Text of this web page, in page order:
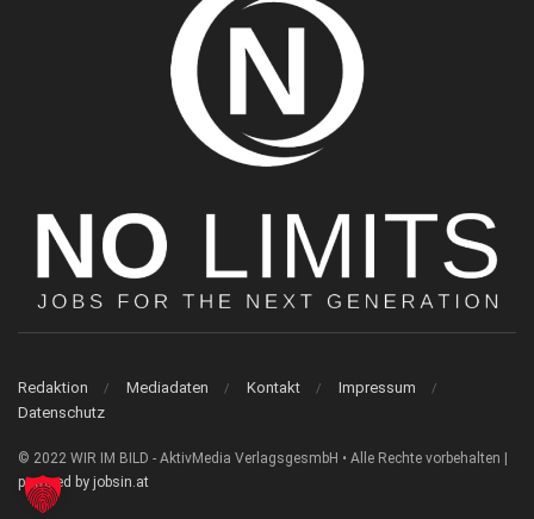
Redaktion Mediadaten Kontakt
Impressum
Datenschutz
© 2022 WIR IM BILD - AktivMedia VerlagsgesmbH • Alle Rechte vorbehalten |
powered by jobsin.at